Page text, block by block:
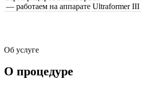
— работаем на аппарате Ultraformer III
Об услуге
О процедуре